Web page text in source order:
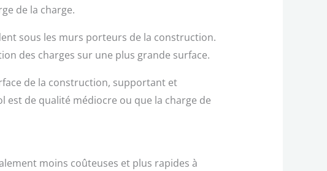
de la charge.
sous les murs porteurs de la construction.
des charges sur une plus grande surface.
de la construction, supportant et
de qualité médiocre ou que la charge de
moins coûteuses et plus rapides à